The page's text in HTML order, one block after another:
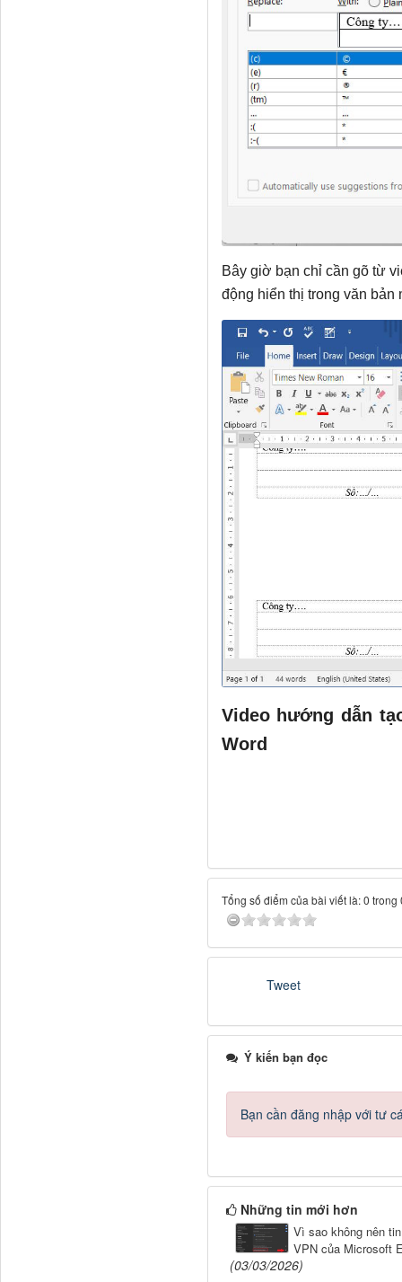
Bây giờ bạn chỉ cần gõ từ
động hiển thị trong văn bản
Video hướng dẫn
Word
Tổng số điểm của bài viết là: 0 trong
Tweet
Ý kiến bạn đọc
Bạn cần đăng nhập với tư
Những tin mới hơn
Vì sao không nên
VPN của Microsoft
(03/03/2026)